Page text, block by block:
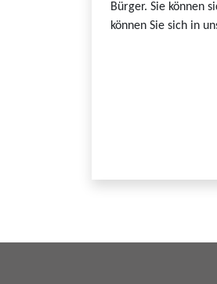
Bürger. Sie können
können Sie sich in